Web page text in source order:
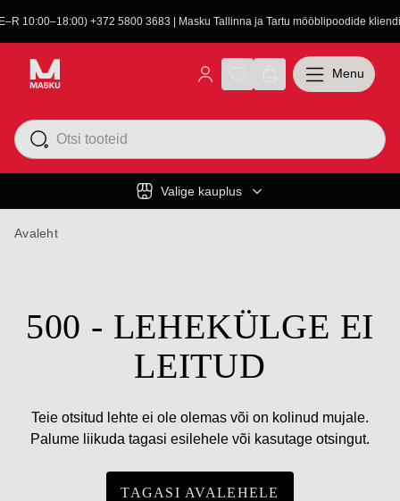
10:00–18:00) +372 5800 3683 | Masku Tallinna ja Tartu mööblipoodide
Valige kauplus
Menu
Avaleht
500 - LEHEKÜLGE EI
LEITUD
Teie otsitud lehte ei ole olemas või on kolinud mujale.
Palume liikuda tagasi esilehele või kasutage otsingut.
TAGASI AVALEHELE